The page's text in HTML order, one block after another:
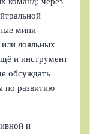
мини-
лояльных
и инструмент
обсуждать
по развитию
и